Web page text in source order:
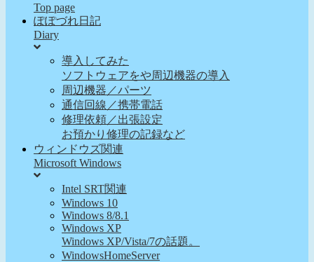
Top page
ぽぽづれ日記
Diary
導入してみた
ソフトウェアをや周辺機器の導入
周辺機器／パーツ
通信回線／携帯電話
修理依頼／出張設定
お預かり修理の記録など
ウィンドウズ関連
Microsoft Windows
Intel SRT関連
Windows 10
Windows 8/8.1
Windows XP
Windows XP/Vista/7の話題。
WindowsHomeServer